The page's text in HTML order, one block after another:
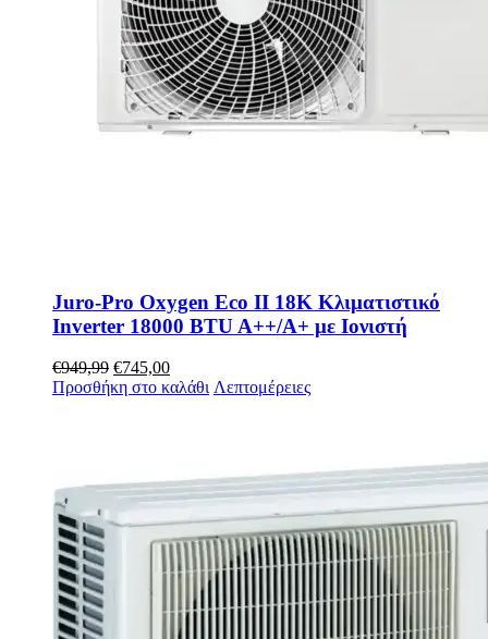
Juro-Pro Oxygen Eco II 18K Κλιματιστικό
Inverter 18000 BTU A++/A+ με Ιονιστή
€949,99 Original
price
€745,00Η
τρέχουσα
Προσθήκη στο καλάθι Λεπτομέρειες